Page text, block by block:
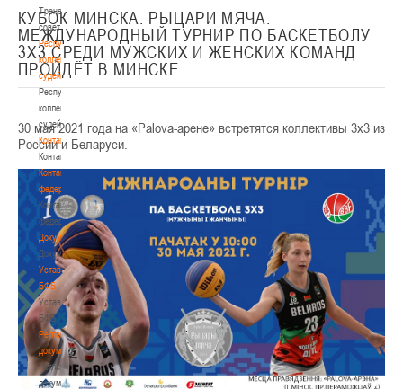
Тренерский
совет
Республиканская
коллегия
судей
Республиканская
коллегия
судей
Контакты
Контакты
Контакты
федерации
Контакты
федерации
Документы
Документы
Устав
БФБ
Устав
БФБ
Регламентирующие
документы
Регламентирующие
документы
КУБОК МИНСКА. РЫЦАРИ МЯЧА.
МЕЖДУНАРОДНЫЙ ТУРНИР ПО БАСКЕТБОЛУ
3Х3 СРЕДИ МУЖСКИХ И ЖЕНСКИХ КОМАНД
ПРОЙДЁТ В МИНСКЕ
30 мая 2021 года на «Palova-арене» встретятся коллективы 3х3 из
России и Беларуси.